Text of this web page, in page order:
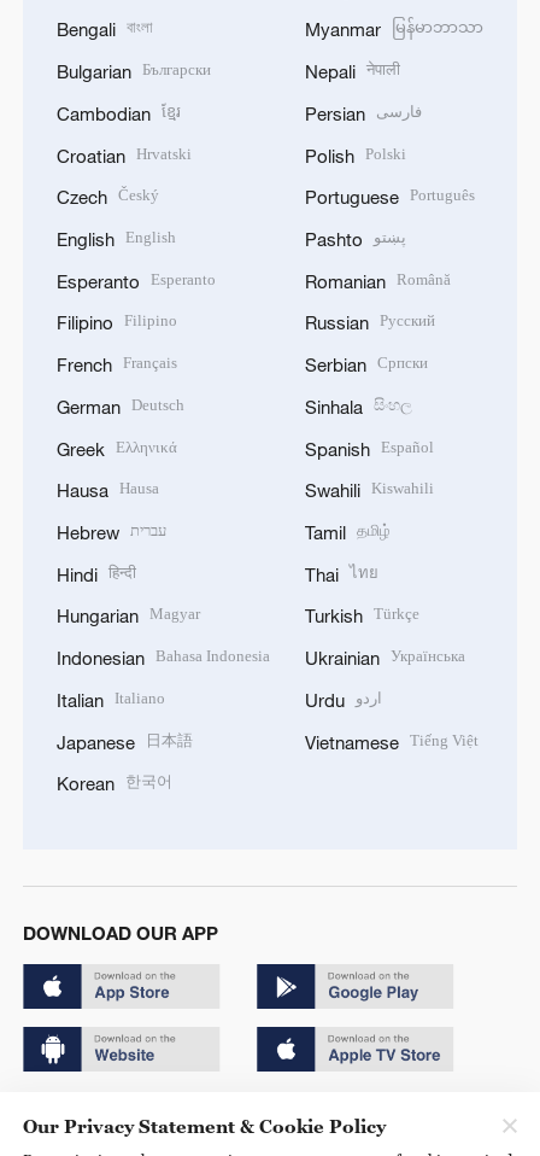
Bengali বাংলা
Bulgarian Български
Cambodian ខ្មែរ
Croatian Hrvatski
Czech Český
English English
Esperanto Esperanto
Filipino Filipino
French Français
German Deutsch
Greek Ελληνικά
Hausa Hausa
Hebrew עברית
Hindi हिन्दी
Hungarian Magyar
Indonesian Bahasa Indonesia
Italian Italiano
Japanese 日本語
Korean 한국어
Myanmar မြန်မာဘာသာ
Nepali नेपाली
Persian فارسی
Polish Polski
Portuguese Português
Pashto پښتو
Romanian Română
Russian Русский
Serbian Српски
Sinhala සිංහල
Spanish Español
Swahili Kiswahili
Tamil தமிழ்
Thai ไทย
Turkish Türkçe
Ukrainian Українська
Urdu اردو
Vietnamese Tiếng Việt
DOWNLOAD OUR APP
京ICP备20000184号
Our Privacy Statement & Cookie Policy